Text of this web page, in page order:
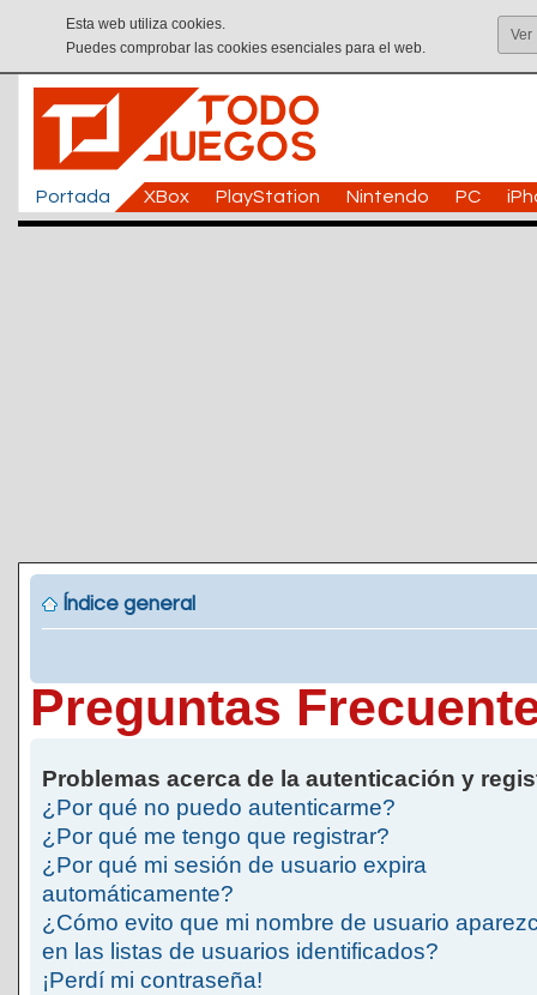
Esta web utiliza cookies.
Puedes comprobar las cookies esenciales para el web.
Ver
Portada XBox PlayStation Nintendo PC
Índice general
Preguntas
Problemas acerca de la autenticación y
¿Por qué no puedo autenticarme?
¿Por qué me tengo que registrar?
¿Por qué mi sesión de usuario expira
automáticamente?
¿Cómo evito que mi nombre de usuario
en las listas de usuarios identificados?
¡Perdí mi contraseña!